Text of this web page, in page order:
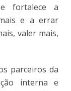
fortalece a
e a errar
valer mais,
parceiros da
interna e